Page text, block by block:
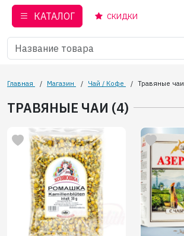
КАТАЛОГ СКИДКИ
Главная / Магазин / Чай / Кофе / Травяные чаи
ТРАВЯНЫЕ ЧАИ (4)